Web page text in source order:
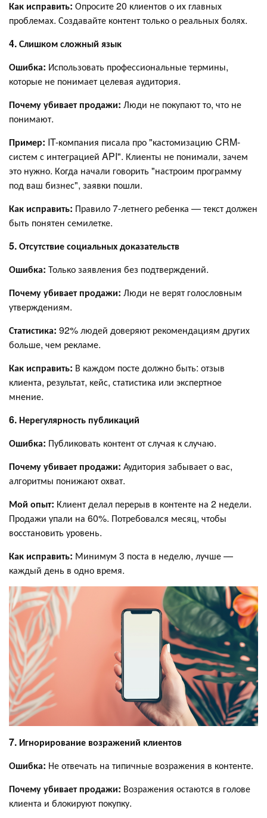
Как исправить: Опросите 20 клиентов о их главных
проблемах. Создавайте контент только о реальных болях.
4. Слишком сложный язык
Ошибка: Использовать профессиональные термины,
которые не понимает целевая аудитория.
Почему убивает продажи: Люди не покупают то, что не
понимают.
Пример: IT-компания писала про "кастомизацию CRM-
систем с интеграцией API". Клиенты не понимали, зачем
это нужно. Когда начали говорить "настроим программу
под ваш бизнес", заявки пошли.
Как исправить: Правило 7-летнего ребенка — текст должен
быть понятен семилетке.
5. Отсутствие социальных доказательств
Ошибка: Только заявления без подтверждений.
Почему убивает продажи: Люди не верят голословным
утверждениям.
Статистика: 92% людей доверяют рекомендациям других
больше, чем рекламе.
Как исправить: В каждом посте должно быть: отзыв
клиента, результат, кейс, статистика или экспертное
мнение.
6. Нерегулярность публикаций
Ошибка: Публиковать контент от случая к случаю.
Почему убивает продажи: Аудитория забывает о вас,
алгоритмы понижают охват.
Мой опыт: Клиент делал перерыв в контенте на 2 недели.
Продажи упали на 60%. Потребовался месяц, чтобы
восстановить уровень.
Как исправить: Минимум 3 поста в неделю, лучше —
каждый день в одно время.
7. Игнорирование возражений клиентов
Ошибка: Не отвечать на типичные возражения в контенте.
Почему убивает продажи: Возражения остаются в голове
клиента и блокируют покупку.